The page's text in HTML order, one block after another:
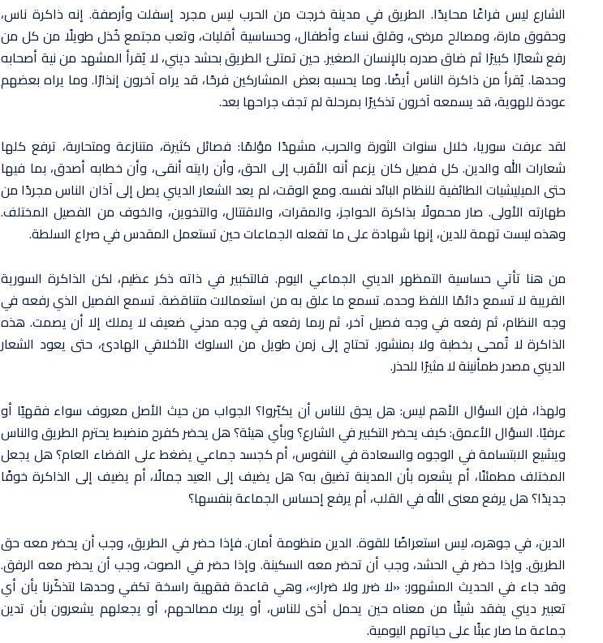
الشارع ليس فراغًا محايدًا. الطريق في مدينة خرجت من الحرب ليس مجرد إسفلت وأرصفة. إنه ذاكرة ناس،
وحقوق مارة، ومصالح مرضى، وقلق نساء وأطفال، وحساسية أقليات، وتعب مجتمع خُذل طويلًا من كل من
رفع شعارًا كبيرًا ثم ضاق صدره بالإنسان الصغير. حين تمتلئ الطريق بحشد ديني، لا يُقرأ المشهد من نية أصحابه
وحدها. يُقرأ من ذاكرة الناس أيضًا. وما يحسبه بعض المشاركين فرحًا، قد يراه آخرون إنذارًا. وما يراه بعضهم
عودة للهوية، قد يسمعه آخرون تذكيرًا بمرحلة لم تجف جراحها بعد.
لقد عرفت سوريا، خلال سنوات الثورة والحرب، مشهدًا مؤلمًا: فصائل كثيرة، متنازعة ومتحاربة، ترفع كلها
شعارات الله والدين. كل فصيل كان يزعم أنه الأقرب إلى الحق، وأن رايته أنقى، وأن خطابه أصدق، بما فيها
حتى الميليشيات الطائفية للنظام البائد نفسه. ومع الوقت، لم يعد الشعار الديني يصل إلى آذان الناس مجردًا من
طهارته الأولى. صار محمولًا بذاكرة الحواجز، والمقرات، والاقتتال، والتخوين، والخوف من الفصيل المختلف.
وهذه ليست تهمة للدين، إنها شهادة على ما تفعله الجماعات حين تستعمل المقدس في صراع السلطة.
من هنا تأتي حساسية التمظهر الديني الجماعي اليوم. فالتكبير في ذاته ذكر عظيم، لكن الذاكرة السورية
القريبة لا تسمع دائمًا اللفظ وحده. تسمع ما علق به من استعمالات متناقضة. تسمع الفصيل الذي رفعه في
وجه النظام، ثم رفعه في وجه فصيل آخر، ثم ربما رفعه في وجه مدني ضعيف لا يملك إلا أن يصمت. هذه
الذاكرة لا تُمحى بخطبة ولا بمنشور. تحتاج إلى زمن طويل من السلوك الأخلاقي الهادئ، حتى يعود الشعار
الديني مصدر طمأنينة لا مثيرًا للحذر.
ولهذا، فإن السؤال الأهم ليس: هل يحق للناس أن يكبّروا؟ الجواب من حيث الأصل معروف سواء فقهيًا أو
عرفيًا. السؤال الأعمق: كيف يحضر التكبير في الشارع؟ وبأي هيئة؟ هل يحضر كفرح منضبط يحترم الطريق والناس
ويشيع الابتسامة في الوجوه والسعادة في النفوس، أم كجسد جماعي يضغط على الفضاء العام؟ هل يجعل
المختلف مطمئنًا، أم يشعره بأن المدينة تضيق به؟ هل يضيف إلى العيد جمالًا، أم يضيف إلى الذاكرة خوفًا
جديدًا؟ هل يرفع معنى الله في القلب، أم يرفع إحساس الجماعة بنفسها؟
الدين، في جوهره، ليس استعراضًا للقوة. الدين منظومة أمان. فإذا حضر في الطريق، وجب أن يحضر معه حق
الطريق. وإذا حضر في الحشد، وجب أن تحضر معه السكينة. وإذا حضر في الصوت، وجب أن يحضر معه الرفق.
وقد جاء في الحديث المشهور: «لا ضرر ولا ضرار»، وهي قاعدة فقهية راسخة تكفي وحدها لتذكّرنا بأن أي
تعبير ديني يفقد شيئًا من معناه حين يحمل أذى للناس، أو يربك مصالحهم، أو يجعلهم يشعرون بأن تدين
جماعة ما صار عبئًا على حياتهم اليومية.